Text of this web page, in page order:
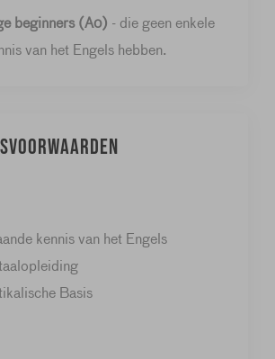
beginners (A0) - die geen enkele
van het Engels hebben.
kennis van het Engels
Basis